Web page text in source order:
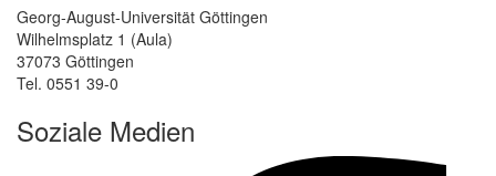
Georg-August-Universität Göttingen
Wilhelmsplatz 1 (Aula)
37073 Göttingen
Tel. 0551 39-0
Soziale Medien